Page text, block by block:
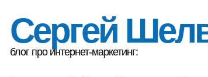
Сергей
блог про интернет-маркетинг: